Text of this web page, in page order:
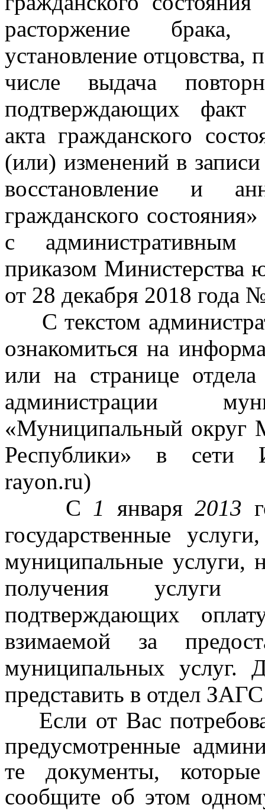
расторжение брака,
установление
числе выдача
подтверждающих факт
акта гражданского
(или) изменений в записи
восстановление и
гражданского
с административным
приказом Министерства
от 28 декабря 2018 года
С текстом
ознакомиться на
или на странице
администрации
«Муниципальный округ
Республики» в сети
rayon.ru)
С 1 января2013
государственные
муниципальные услуги,
получения услуги
подтверждающих
взимаемой за
муниципальных услуг.
представить в отдел
Если от Вас
предусмотренные
те документы,
сообщите об этом